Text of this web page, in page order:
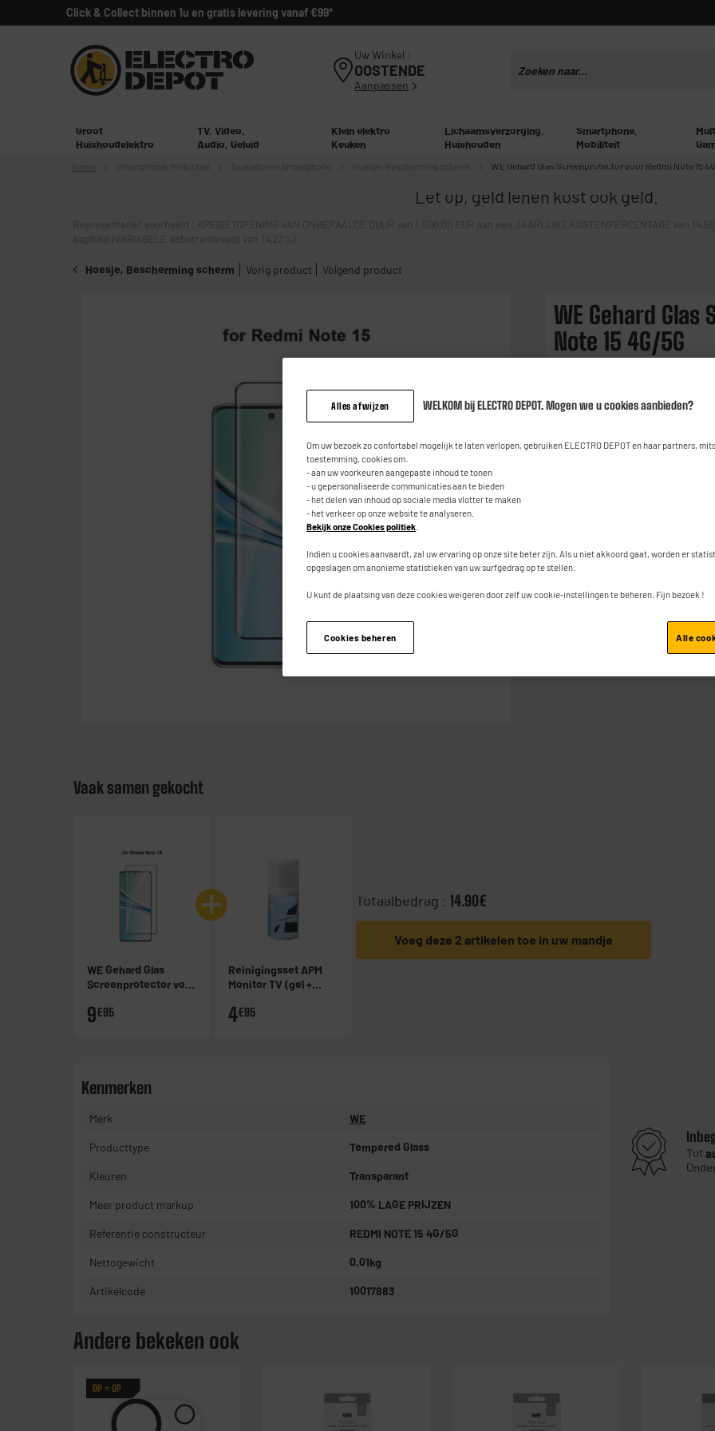
Click & Collect binnen 1u en gratis levering vanaf €99*
Uw Winkel :
OOSTENDE
Aanpassen
Groot
Huishoudelektro
TV, Video,
Audio, Geluid
Klein elektro
Keuken
Lichaamsverzorging,
Huishouden
Smartphone,
Mobiliteit
Mobiliteit Toebehoren Smartphone WE Gehard Glas Screenprotector voor Redmi Note 15
Let op, geld lenen kost ook geld.
Representatief voorbeeld : KREDIETOPENING VAN ONBEPAALDE DUUR van 1.500,00 EUR aan een JAARLIJKS KOSTENPERCENTAGE van
kapitaal (VARIABELE debetrentevoet van 14,23%)
Hoesje, Bescherming scherm Vorig product Volgend product
WE Gehard
Note 15 4G/5G
Dezelfde
9€95
Toevoegen aan
Vaak samen gekocht
WE Gehard Glas
Screenprotector voor
9€95
Reinigingsset APM
Monitor TV (gel +
4€95
Totaalbedrag : 14.90€
Voeg deze 2 artikelen toe in uw mandje
Tot
Kenmerken
Merk WE
Producttype Tempered Glass
Kleuren Transparant
Meer product markup 100% LAGE PRIJZEN
Referentie constructeur REDMI NOTE 15 4G/5G
Nettogewicht 0,01kg
Artikelcode 10017883
Andere bekeken ook
OP = OP
Alles afwijzen WELKOM bij ELECTRO DEPOT. Mogen we u cookies aanbieden?
Om uw bezoek zo confortabel mogelijk te laten verlopen, gebruiken ELECTRO DEPOT en haar partners,
toestemming, cookies om:
- aan uw voorkeuren aangepaste inhoud te tonen
- u gepersonaliseerde communicaties aan te bieden
- het delen van inhoud op sociale media vlotter te maken
- het verkeer op onze website te analyseren.
Bekijk onze Cookies politiek
Indien u cookies aanvaardt, zal uw ervaring op onze site beter zijn. Als u niet akkoord gaat, worden er
opgeslagen om anonieme statistieken van uw surfgedrag op te stellen.
U kunt de plaatsing van deze cookies weigeren door zelf uw cookie-instellingen te beheren. Fijn bezoek !
Cookies beheren Alle